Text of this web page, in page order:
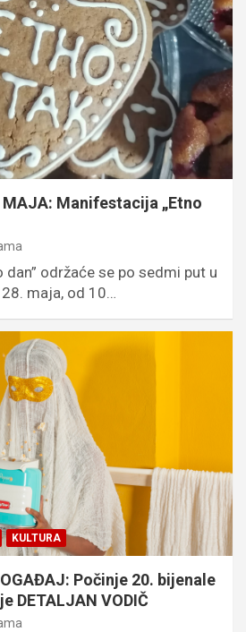
MAJA: Manifestacija „Etno
dan” održaće se po sedmi put u
maja, od 10…
KULTURA
Počinje 20. bijenale
DETALJAN VODIČ